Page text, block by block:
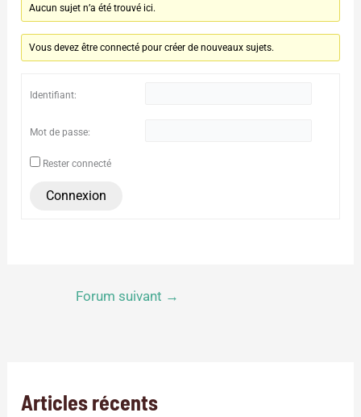
Aucun sujet n’a été trouvé ici.
Vous devez être connecté pour créer de nouveaux sujets.
Identifiant:
Mot de passe:
Rester connecté
Connexion
Forum suivant →
Articles récents